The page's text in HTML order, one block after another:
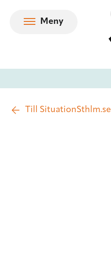
Meny
Till SituationSthlm.se